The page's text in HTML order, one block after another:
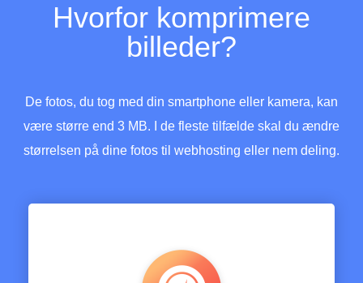
Hvorfor komprimere
billeder?
De fotos, du tog med din smartphone eller kamera, kan
være større end 3 MB. I de fleste tilfælde skal du ændre
størrelsen på dine fotos til webhosting eller nem deling.